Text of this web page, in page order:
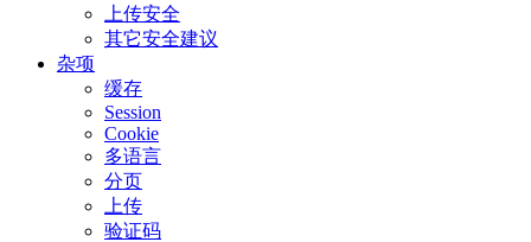
上传安全
其它安全建议
杂项
缓存
Session
Cookie
多语言
分页
上传
验证码